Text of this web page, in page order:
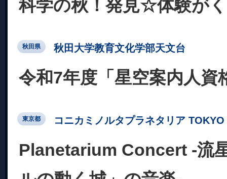
科学の秋！発見☆体験が
秋田県 秋田大学教育文化学部天文台
令和7年度「星空案内人資
東京都 コニカミノルタプラネタリア TOKYO
Planetarium Concert -流